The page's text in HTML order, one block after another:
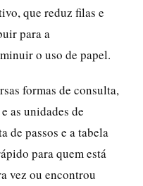
que reduz filas e
para a
o uso de papel.
formas de consulta,
as unidades de
de passos e a tabela
para quem está
vez ou encontrou